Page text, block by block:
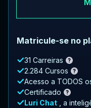
Matricule-se no
31 Carreiras
2.284 Cursos
Acesso a TODOS
Certificado
Luri Chat
, a